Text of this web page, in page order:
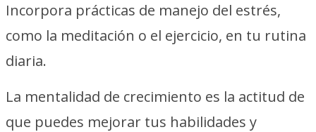
Incorpora prácticas de manejo del estrés,
como la meditación o el ejercicio, en tu rutina
diaria.
La mentalidad de crecimiento es la actitud de
que puedes mejorar tus habilidades y